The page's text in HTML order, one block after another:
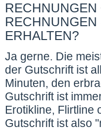
ERHALTEN?
Ja gerne. Die
der Gutschrift ist
Minuten, den
Gutschrift ist
Erotikline, Flirtline
Gutschrift ist also